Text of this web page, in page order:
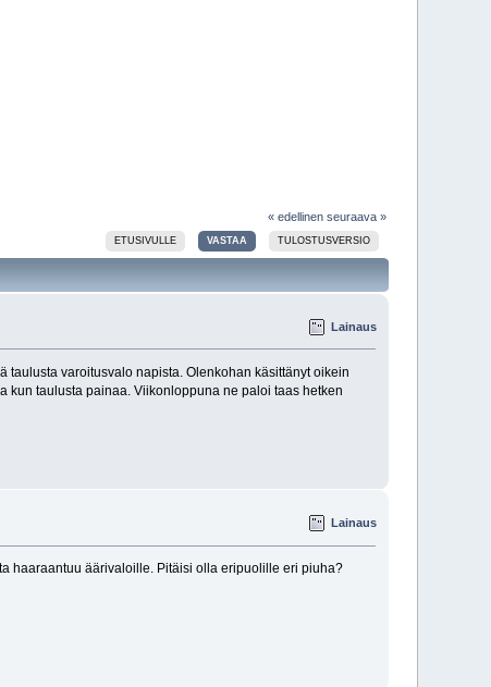
« edellinen seuraava »
ETUSIVULLE VASTAA TULOSTUSVERSIO
Lainaus
taulusta varoitusvalo napista. Olenkohan käsittänyt oikein
kun taulusta painaa. Viikonloppuna ne paloi taas hetken
Lainaus
haaraantuu äärivaloille. Pitäisi olla eripuolille eri piuha?